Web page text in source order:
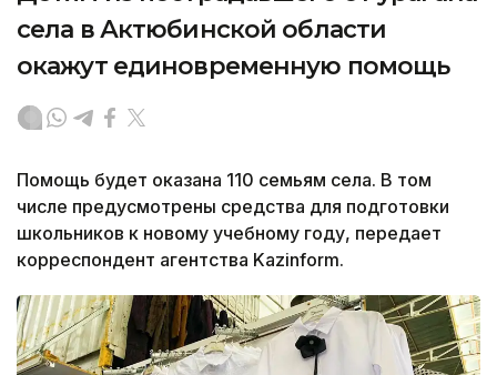
села в Актюбинской области
окажут единовременную помощь
Помощь будет оказана 110 семьям села. В том
числе предусмотрены средства для подготовки
школьников к новому учебному году, передает
корреспондент агентства Kazinform.